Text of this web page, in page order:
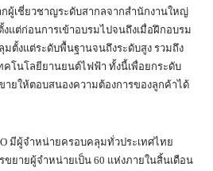
ผู้เชี่ยวชาญระดับสากลจากสำนักงานใหญ่
แต่ก่อนการเข้าอบรมไปจนถึงเมื่อฝึกอบรม
ตั้งแต่ระดับพื้นฐานจนถึงระดับสูง รวมถึง
คโนโลยียานยนต์ไฟฟ้า ทั้งนี้เพื่อยกระดับ
ายให้ตอบสนองความต้องการของลูกค้าได้
มีผู้จำหน่ายครอบคลุมทั่วประเทศไทย
ยายผู้จำหน่ายเป็น 60 แห่งภายในสิ้นเดือน